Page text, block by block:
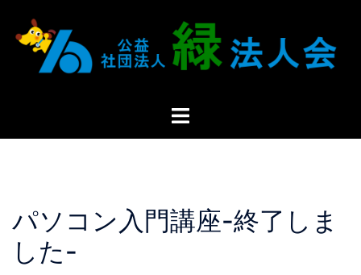
パソコン入門講座-終了しま
した-